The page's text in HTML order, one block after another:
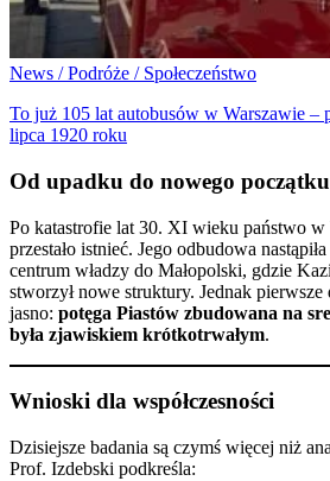
News / Podróże / Społeczeństwo
To już 105 lat autobusów w Warszawie –
lipca 1920 roku
Od upadku do nowego początku
Po katastrofie lat 30. XI wieku państwo
przestało istnieć. Jego odbudowa
centrum władzy do Małopolski, gdzie
stworzył nowe struktury. Jednak
jasno: potęga Piastów zbudowana na
była zjawiskiem krótkotrwałym.
Wnioski dla współczesności
Dzisiejsze badania są czymś więcej niż
Prof. Izdebski podkreśla: